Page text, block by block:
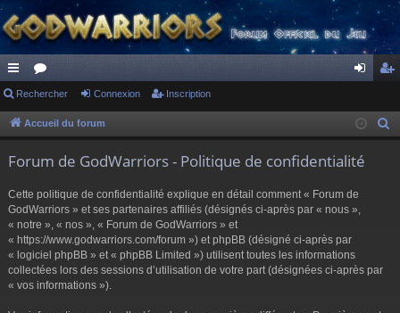
ac
co
s
or
u ne cri
Rechercher Connexion Inscription
Accueil du forum
Forum de GodWarriors - Politique de confidentialité
Cette politique de confidentialité explique en détail comment « Forum de
GodWarriors » et ses partenaires affiliés (désignés ci-après par « nous »,
« notre », « nos », « Forum de GodWarriors » et
« https://www.godwarriors.com/forum ») et phpBB (désigné ci-après par
« logiciel phpBB » et « phpBB Limited ») utilisent toutes les informations
collectées lors des sessions d’utilisation de votre part (désignées ci-après par
« vos informations »).